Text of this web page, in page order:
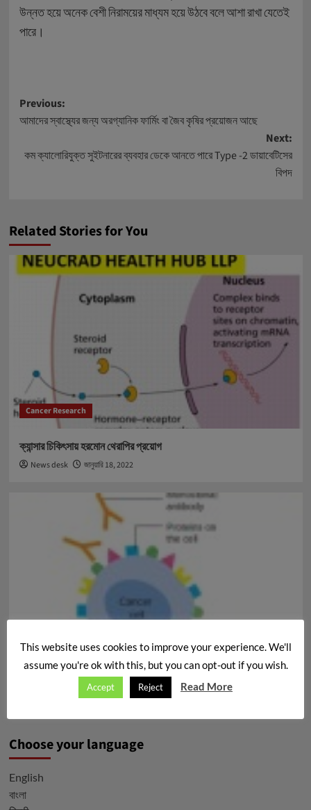
উন্নত হয়ে অনেক বেশী নিরাময়ের মাধ্যম হয়ে উঠবে বলে আশা রাখা যেতেই
পারে।
Post
navigation
Previous:
আমাদের স্বাস্থ্যের জন্য অরগ্যানিক ফার্মিং বা জৈব কৃষির প্রয়োজন আছে
Next:
কম ক্যালোরিযুক্ত সুইটনারের ব্যবহার ডেকে আনতে পারে Type -2 ডায়াবেটিসের
বিপদ
Related Stories for You
Cancer Research
ক্যান্সার চিকিৎসায় হরমোন থেরাপির প্রয়োগ
News desk জানুয়ারি 18, 2022
Cancer Research
ক্যান্সার চিকিৎসায় মনোক্লোনাল অ্যান্টিবডির ব্যাবহার ও গবেষণা
Choose your language
English
বাংলা
This website uses cookies to improve your experience. We'll
assume you're ok with this, but you can opt-out if you wish.
Accept Reject Read More